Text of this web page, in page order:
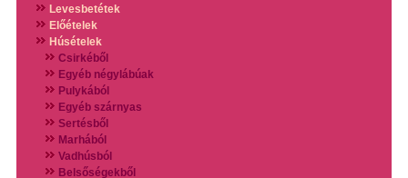
Levesbetétek
Előételek
Húsételek
Csirkéből
Egyéb négylábúak
Pulykából
Egyéb szárnyas
Sertésből
Marhából
Vadhúsból
Belsőségekből